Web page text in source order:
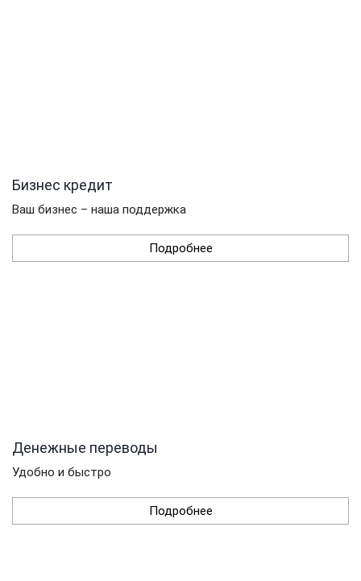
Бизнес кредит
Ваш бизнес – наша поддержка
Подробнее
Денежные переводы
Удобно и быстро
Подробнее